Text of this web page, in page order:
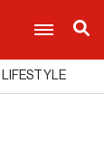
LIFESTYLE